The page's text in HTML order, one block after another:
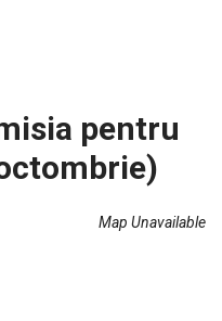
pentru
Map Unavailable